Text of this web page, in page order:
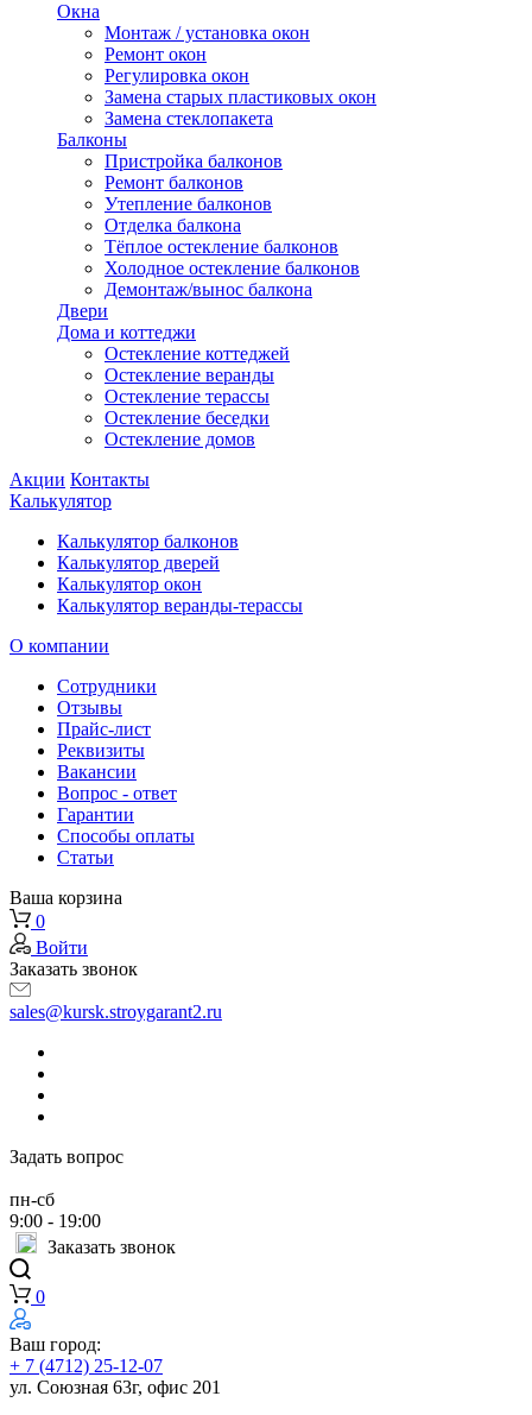
Окна
Монтаж / установка окон
Ремонт окон
Регулировка окон
Замена старых пластиковых окон
Замена стеклопакета
Балконы
Пристройка балконов
Ремонт балконов
Утепление балконов
Отделка балкона
Тёплое остекление балконов
Холодное остекление балконов
Демонтаж/вынос балкона
Двери
Дома и коттеджи
Остекление коттеджей
Остекление веранды
Остекление терассы
Остекление беседки
Остекление домов
Акции Контакты
Калькулятор
Калькулятор балконов
Калькулятор дверей
Калькулятор окон
Калькулятор веранды-терассы
О компании
Сотрудники
Отзывы
Прайс-лист
Реквизиты
Вакансии
Вопрос - ответ
Гарантии
Способы оплаты
Статьи
Ваша корзина
0
Войти
Заказать звонок
sales@kursk.stroygarant2.ru
Задать вопрос
пн-сб
9:00 - 19:00
Заказать звонок
0
Ваш город:
+ 7 (4712) 25-12-07
ул. Союзная 63г, офис 201